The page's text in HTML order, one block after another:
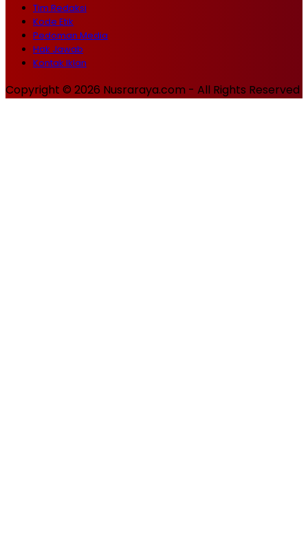
Tim Redaksi
Kode Etik
Pedoman Media
Hak Jawab
Kontak Iklan
Copyright © 2026 Nusraraya.com - All Rights Reserved